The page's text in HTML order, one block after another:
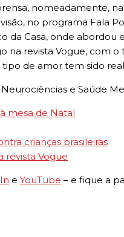
nomeadamente,
no programa Fala
da Casa, onde
revista Vogue, com o
de amor tem sido
e Saúde
mesa de Natal
crianças brasileiras
revista Vogue
e YouTube – e fique a